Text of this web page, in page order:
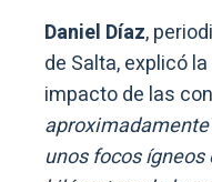
Daniel Díaz,
de Salta, explicó
impacto de las
unos focos